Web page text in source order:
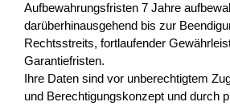
Aufbewahrungsfristen 7 Jahre
darüberhinausgehend bis zur
Rechtsstreits, fortlaufender
Garantiefristen.
Ihre Daten sind vor unberechtigtem
und Berechtigungskonzept und durch